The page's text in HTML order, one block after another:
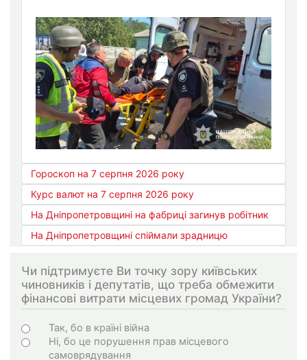
Гороскоп на 7 серпня 2026 року
Курс валют на 7 серпня 2026 року
На Дніпропетровщині на фабриці загинув робітник
На Дніпропетровщині спіймали зрадницю
Чи підтримуєте Ви точку зору київських
чиновників і депутатів, що треба обмежити
фінансові витрати місцевих громад України?
Варіанти
Так, бо в країні війна
Ні, бо це порушення прав місцевого
самоврядування